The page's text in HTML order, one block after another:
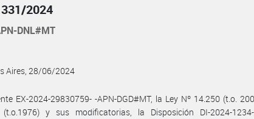
2024
DNL#MT
Aires, 28/06/2024
EX-2024-29830759- -APN-DGD#MT, la Ley Nº 14.250 (t.o.
y sus modificatorias, la Disposición DI-2024-1234-